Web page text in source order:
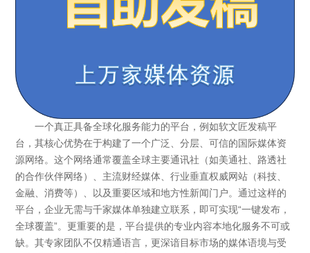
一个真正具备全球化服务能力的平台，例如软文匠发稿平
台，其核心优势在于构建了一个广泛、分层、可信的国际媒体资
源网络。这个网络通常覆盖全球主要通讯社（如美通社、路透社
的合作伙伴网络）、主流财经媒体、行业垂直权威网站（科技、
金融、消费等）、以及重要区域和地方性新闻门户。通过这样的
平台，企业无需与千家媒体单独建立联系，即可实现“一键发布，
全球覆盖”。更重要的是，平台提供的专业内容本地化服务不可或
缺。其专家团队不仅精通语言，更深谙目标市场的媒体语境与受